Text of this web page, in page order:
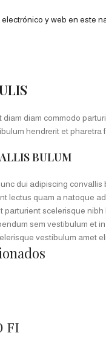
y web en este
diam commodo
hendrerit et pharetra
BULUM
dui adipiscing convallis
lectus quam a natoque
parturient scelerisque nibh
sem vestibulum et
vestibulum amet
FI